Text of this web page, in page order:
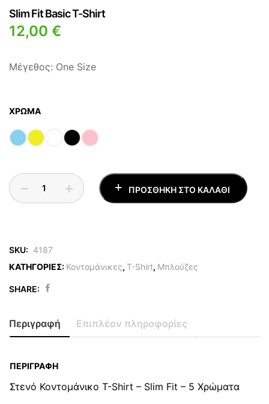
Slim Fit Basic T-Shirt
12,00 €
Μέγεθος: One Size
ΧΡΏΜΑ
Fit
Basic
Shirt
quantity
ΠΡΟΣΘΉΚΗ ΣΤΟ ΚΑΛΆΘΙ
SKU: 4187
ΚΑΤΗΓΟΡΙΕΣ: Κοντομάνικες, T-Shirt, Μπλούζες
SHARE:
Περιγραφή Επιπλέον πληροφορίες
ΠΕΡΙΓΡΑΦΉ
Στενό Κοντομάνικο T-Shirt – Slim Fit – 5 Χρώματα